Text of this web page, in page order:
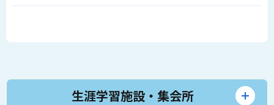
生涯学習施設・集会所